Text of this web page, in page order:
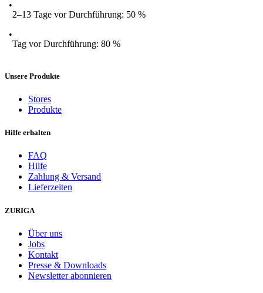
2–13 Tage vor Durchführung: 50 %
Tag vor Durchführung: 80 %
Unsere Produkte
Stores
Produkte
Hilfe erhalten
FAQ
Hilfe
Zahlung & Versand
Lieferzeiten
ZURIGA
Über uns
Jobs
Kontakt
Presse & Downloads
Newsletter abonnieren